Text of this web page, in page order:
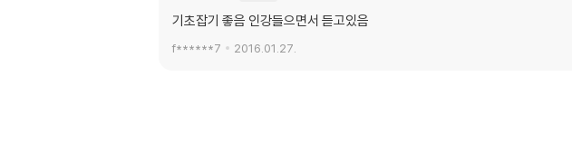
기초잡기 좋음 인강들으면서 듣고있음
f******7 2016.01.27.